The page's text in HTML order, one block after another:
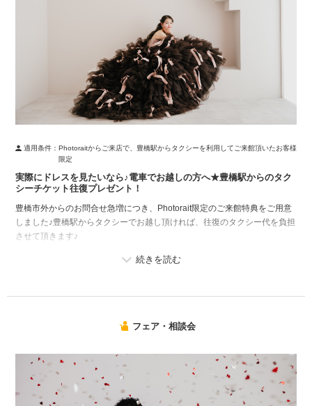
適用条件： Photoraitからご来店で、豊橋駅からタクシーを利用してご来館頂いたお客様
限定
実際にドレスを見たいなら♪電車でお越しの方へ★豊橋駅からのタク
シーチケット往復プレゼント！
豊橋市外からのお問合せ急増につき、Photorait限定のご来館特典をご用意
しました♪豊橋駅からタクシーでお越し頂ければ、往復のタクシー代を負担
させて頂きます♪
フェア・相談会